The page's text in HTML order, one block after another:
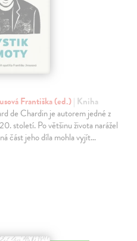
Františka (ed.)| Kniha
de Chardin je autorem jedné z
století. Po většinu života narážel
část jeho díla mohla vyjít…